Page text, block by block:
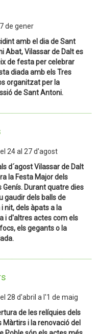
de gener
amb el dia de Sant
Abat, Vilassar de Dalt es
de festa per celebrar
diada amb els Tres
organitzat per la
de Sant Antoni.
24 al 27 d'agost
d´agost Vilassar de Dalt
la Festa Major dels
Genís. Durant quatre dies
gaudir dels balls de
nit, dels àpats a la
i d'altres actes com els
els gegants o la
28 d'abril a l'1 de maig
de les relíquies dels
Màrtirs i la renovació del